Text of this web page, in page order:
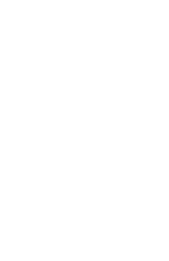
例（改
条例施